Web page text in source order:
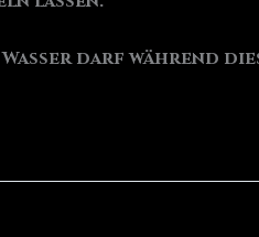
darf während